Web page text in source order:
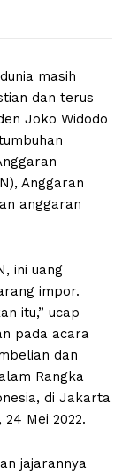
masih
dan terus
Joko Widodo
Anggaran
anggaran
ini uang
impor.
itu,” ucap
pada acara
dan
Rangka
di Jakarta
Mei 2022.
jajarannya